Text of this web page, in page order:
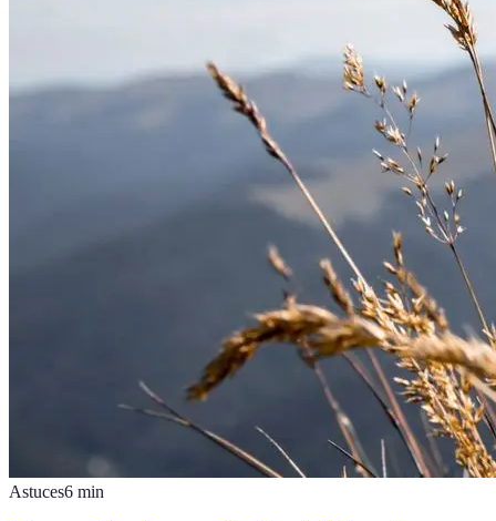
Astuces6 min